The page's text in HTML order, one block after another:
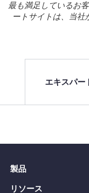
最も満足しているお
ートサイトは、当社
エキスパー
製品
PC向けVPN
リソース